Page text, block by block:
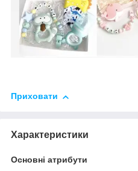
Приховати
Характеристики
Основні атрибути